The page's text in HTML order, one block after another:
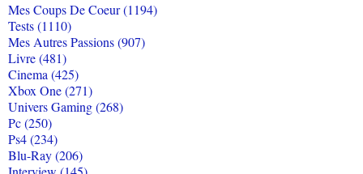
Mes Coups De Coeur (1194)
Tests (1110)
Mes Autres Passions (907)
Livre (481)
Cinema (425)
Xbox One (271)
Univers Gaming (268)
Pc (250)
Ps4 (234)
Blu-Ray (206)